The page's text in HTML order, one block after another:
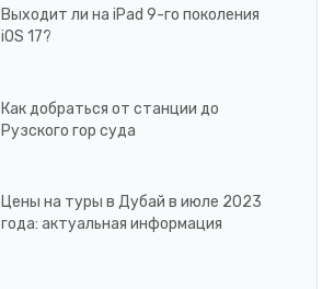
Выходит ли на iPad 9-го поколения
iOS 17?
Как добраться от станции до
Рузского гор суда
Цены на туры в Дубай в июле 2023
года: актуальная информация